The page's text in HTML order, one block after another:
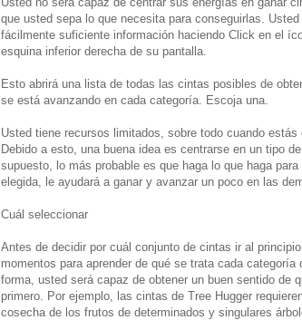
que usted sepa lo que necesita para conseguirlas.
fácilmente suficiente información haciendo Click en el
esquina inferior derecha de su pantalla.
Esto abrirá una lista de todas las cintas posibles de
se está avanzando en cada categoría. Escoja una.
Usted tiene recursos limitados, sobre todo cuando estás
Debido a esto, una buena idea es centrarse en un tipo
supuesto, lo más probable es que haga lo que haga
elegida, le ayudará a ganar y avanzar un poco en las
Cuál seleccionar
Antes de decidir por cuál conjunto de cintas ir al
momentos para aprender de qué se trata cada categoría
forma, usted será capaz de obtener un buen sentido de
primero. Por ejemplo, las cintas de Tree Hugger
cosecha de los frutos de determinados y singulares